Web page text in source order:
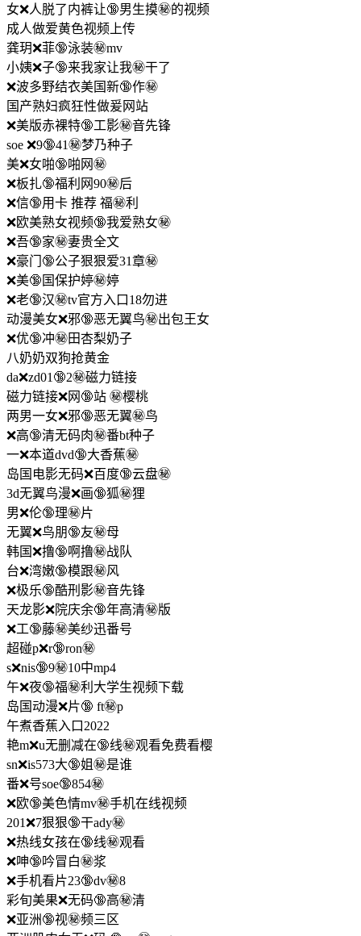
女❌人脱了内裤让🔞男生摸㊙️的视频
成人做爱黄色视频上传
龚玥❌菲🔞泳装㊙️mv
小姨❌子🔞来我家让我㊙️干了
❌波多野结衣美国新🔞作㊙️
国产熟妇疯狂性做爰网站
❌美版赤裸特🔞工影㊙️音先锋
soe ❌9🔞41㊙️梦乃种子
美❌女啪🔞啪网㊙️
❌板扎🔞福利网90㊙️后
❌信🔞用卡 推荐 福㊙️利
❌欧美熟女视频🔞我爱熟女㊙️
❌吾🔞家㊙️妻贵全文
❌豪门🔞公子狠狠爱31章㊙️
❌美🔞国保护婷㊙️婷
❌老🔞汉㊙️tv官方入口18勿进
动漫美女❌邪🔞恶无翼鸟㊙️出包王女
❌优🔞冲㊙️田杏梨奶子
八奶奶双狗抢黄金
da❌zd01🔞2㊙️磁力链接
磁力链接❌网🔞站 ㊙️樱桃
两男一女❌邪🔞恶无翼㊙️鸟
❌高🔞清无码肉㊙️番bt种子
一❌本道dvd🔞大香蕉㊙️
岛国电影无码❌百度🔞云盘㊙️
3d无翼鸟漫❌画🔞狐㊙️狸
男❌伦🔞理㊙️片
无翼❌鸟朋🔞友㊙️母
韩国❌撸🔞啊撸㊙️战队
台❌湾嫩🔞模跟㊙️风
❌极乐🔞酷刑影㊙️音先锋
天龙影❌院庆余🔞年高清㊙️版
❌工🔞藤㊙️美纱迅番号
超碰p❌r🔞ron㊙️
s❌nis🔞9㊙️10中mp4
午❌夜🔞福㊙️利大学生视频下载
岛国动漫❌片🔞 ft㊙️p
午煮香蕉入口2022
艳m❌u无删减在🔞线㊙️观看免费看樱
sn❌is573大🔞姐㊙️是谁
番❌号soe🔞854㊙️
❌欧🔞美色情mv㊙️手机在线视频
201❌7狠狠🔞干ady㊙️
❌热线女孩在🔞线㊙️观看
❌呻🔞吟冒白㊙️浆
❌手机看片23🔞dv㊙️8
彩旬美果❌无码🔞高㊙️清
❌亚洲🔞视㊙️频三区